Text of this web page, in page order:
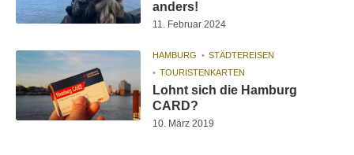
anders!
11. Februar 2024
HAMBURG
STÄDTEREISEN
TOURISTENKARTEN
Lohnt sich die Hamburg
CARD?
10. März 2019